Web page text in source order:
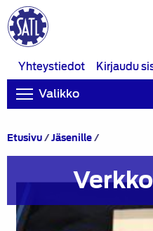
Yhteystiedot
Kirjaudu
Valikko
Etusivu/Jäsenille/